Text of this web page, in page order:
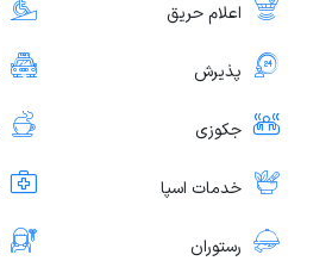
اعلام حریق
پذیرش
جکوزی
خدمات اسپا
رستوران